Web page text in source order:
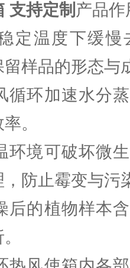
支持定制 产品作
定温度下缓慢
样品的形态与
循环加速水分
。
环境可破坏微
防止霉变与污
后的植物样本